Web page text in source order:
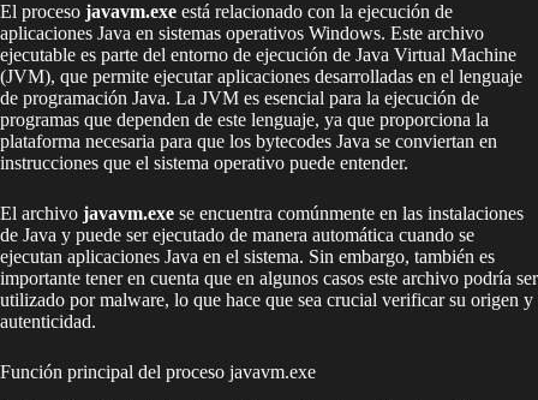
El proceso javavm.exe está relacionado con la ejecución de
aplicaciones Java en sistemas operativos Windows. Este archivo
ejecutable es parte del entorno de ejecución de Java Virtual Machine
(JVM), que permite ejecutar aplicaciones desarrolladas en el lenguaje
de programación Java. La JVM es esencial para la ejecución de
programas que dependen de este lenguaje, ya que proporciona la
plataforma necesaria para que los bytecodes Java se conviertan en
instrucciones que el sistema operativo puede entender.
El archivo javavm.exe se encuentra comúnmente en las instalaciones
de Java y puede ser ejecutado de manera automática cuando se
ejecutan aplicaciones Java en el sistema. Sin embargo, también es
importante tener en cuenta que en algunos casos este archivo podría ser
utilizado por malware, lo que hace que sea crucial verificar su origen y
autenticidad.
Función principal del proceso javavm.exe